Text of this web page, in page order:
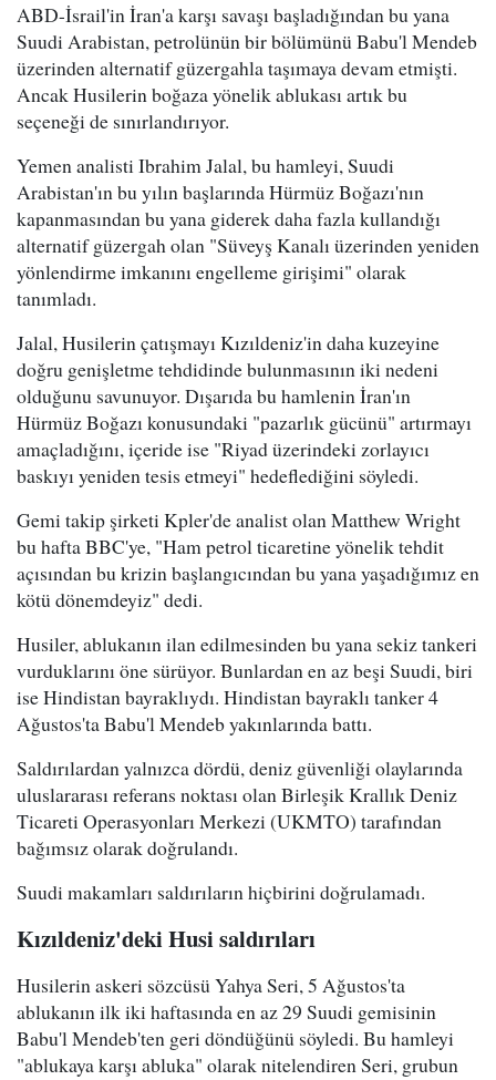
ABD-İsrail'in İran'a karşı savaşı başladığından bu yana
Suudi Arabistan, petrolünün bir bölümünü Babu'l Mendeb
üzerinden alternatif güzergahla taşımaya devam etmişti.
Ancak Husilerin boğaza yönelik ablukası artık bu
seçeneği de sınırlandırıyor.
Yemen analisti Ibrahim Jalal, bu hamleyi, Suudi
Arabistan'ın bu yılın başlarında Hürmüz Boğazı'nın
kapanmasından bu yana giderek daha fazla kullandığı
alternatif güzergah olan "Süveyş Kanalı üzerinden yeniden
yönlendirme imkanını engelleme girişimi" olarak
tanımladı.
Jalal, Husilerin çatışmayı Kızıldeniz'in daha kuzeyine
doğru genişletme tehdidinde bulunmasının iki nedeni
olduğunu savunuyor. Dışarıda bu hamlenin İran'ın
Hürmüz Boğazı konusundaki "pazarlık gücünü" artırmayı
amaçladığını, içeride ise "Riyad üzerindeki zorlayıcı
baskıyı yeniden tesis etmeyi" hedeflediğini söyledi.
Gemi takip şirketi Kpler'de analist olan Matthew Wright
bu hafta BBC'ye, "Ham petrol ticaretine yönelik tehdit
açısından bu krizin başlangıcından bu yana yaşadığımız en
kötü dönemdeyiz" dedi.
Husiler, ablukanın ilan edilmesinden bu yana sekiz tankeri
vurduklarını öne sürüyor. Bunlardan en az beşi Suudi, biri
ise Hindistan bayraklıydı. Hindistan bayraklı tanker 4
Ağustos'ta Babu'l Mendeb yakınlarında battı.
Saldırılardan yalnızca dördü, deniz güvenliği olaylarında
uluslararası referans noktası olan Birleşik Krallık Deniz
Ticareti Operasyonları Merkezi (UKMTO) tarafından
bağımsız olarak doğrulandı.
Suudi makamları saldırıların hiçbirini doğrulamadı.
Kızıldeniz'deki Husi saldırıları
Husilerin askeri sözcüsü Yahya Seri, 5 Ağustos'ta
ablukanın ilk iki haftasında en az 29 Suudi gemisinin
Babu'l Mendeb'ten geri döndüğünü söyledi. Bu hamleyi
"ablukaya karşı abluka" olarak nitelendiren Seri, grubun